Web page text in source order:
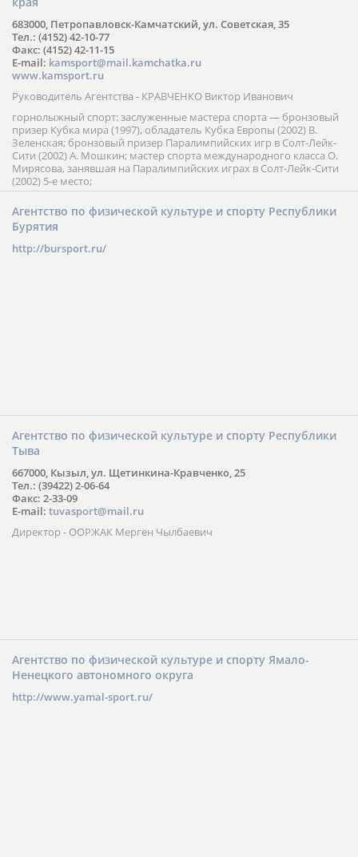
683000, Петропавловск-Камчатский, ул. Советская, 35
Тел.: (4152) 42-10-77
Факс: (4152) 42-11-15
E-mail: kamsport@mail.kamchatka.ru
www.kamsport.ru
Руководитель Агентства - КРАВЧЕНКО Виктор Иванович
горнолыжный спорт: заслуженные мастера спорта — бронзовый
призер Кубка мира (1997), обладатель Кубка Европы (2002) В.
Зеленская; бронзовый призер Паралимпийских игр в Солт-Лейк-
Сити (2002) А. Мошкин; мастер спорта международного класса О.
Мирясова, занявшая на Паралимпийских играх в Солт-Лейк-Сити
(2002) 5-е место;
Агентство по физической культуре и спорту Республики
Бурятия
http://bursport.ru/
Агентство по физической культуре и спорту Республики
Тыва
667000, Кызыл, ул. Щетинкина-Кравченко, 25
Тел.: (39422) 2-06-64
Факс: 2-33-09
E-mail: tuvasport@mail.ru
Директор - ООРЖАК Мерген Чылбаевич
Агентство по физической культуре и спорту Ямало-
Ненецкого автономного округа
http://www.yamal-sport.ru/